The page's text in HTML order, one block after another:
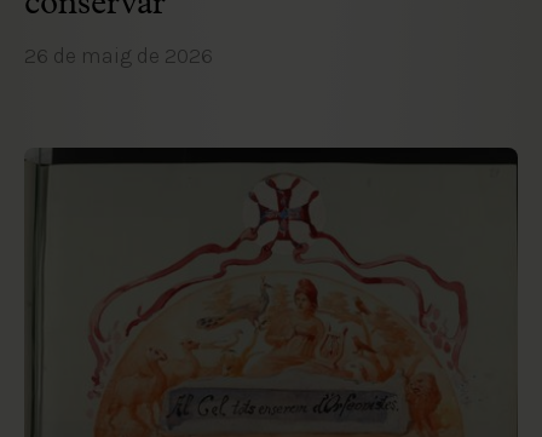
26 de maig de 2026